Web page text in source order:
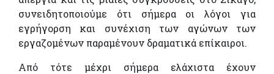
συνειδητοποιούμε ότι σήμερα οι λόγοι για
εγρήγορση και συνέχιση των αγώνων των
εργαζομένων παραμένουν δραματικά επίκαιροι.
Από τότε μέχρι σήμερα ελάχιστα έχουν